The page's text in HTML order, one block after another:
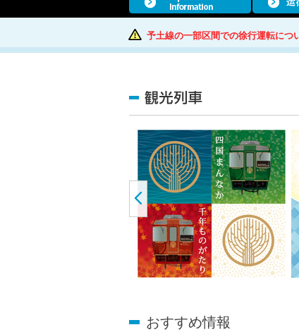
予土線の一部区間での徐行運転につ
おすすめ情報